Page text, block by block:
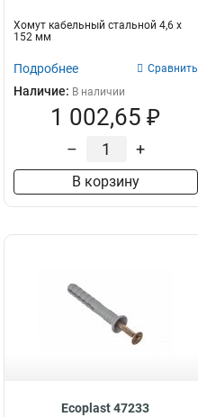
Хомут кабельный стальной 4,6 х
152 мм
Подробнее Сравнить
Наличие: В наличии
1 002,65 ₽
– +
В корзину
Ecoplast 47233